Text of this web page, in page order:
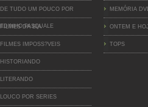
DE TUDO UM POUCO POR
EDINHO PASQUALE
FILMES DA BIA
FILMES IMPOSS?VEIS
HISTORIANDO
LITERANDO
LOUCO POR SERIES
MEMÓRIA
ONTEM E
TOPS